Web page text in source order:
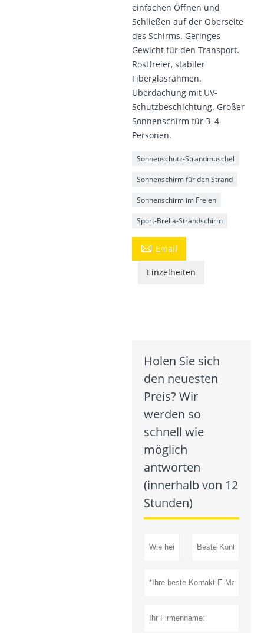
einfachen Öffnen und
Schließen auf der Oberseite
des Schirms. Geringes
Gewicht für den Transport.
Rostfreier, stabiler
Fiberglasrahmen.
Überdachung mit UV-
Schutzbeschichtung. Großer
Sonnenschirm für 3–4
Personen.
Sonnenschutz-Strandmuschel
Sonnenschirm für den Strand
Sonnenschirm im Freien
Sport-Brella-Strandschirm
 Email
Einzelheiten
Holen Sie sich
den neuesten
Preis? Wir
werden so
schnell wie
möglich
antworten
(innerhalb von 12
Stunden)